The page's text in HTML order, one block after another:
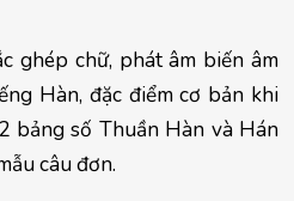
ghép chữ, phát âm biến âm
Hàn, đặc điểm cơ bản khi
bảng số Thuần Hàn và Hán
câu đơn.